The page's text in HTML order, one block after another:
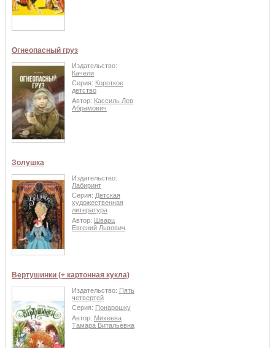
Огнеопасный груз
Издательство:
Качели
Серия: Короткое
детство
Автор: Кассиль Лев
Абрамович
Золушка
Издательство:
Лабиринт
Серия: Детская
художественная
литература
Автор: Шварц
Евгений Львович
Вертушинки (+ картонная кукла)
Издательство: Пять
четвертей
Серия: Понарошку
Автор: Михеева
Тамара Витальевна